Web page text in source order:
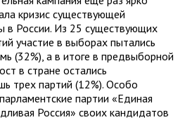
кризис существующей
в России. Из 25 существующих
участие в выборах пытались
(32%), а в итоге в предвыборной
в стране остались
трех партий (12%). Особо
партии «Единая
Россия» своих кандидатов